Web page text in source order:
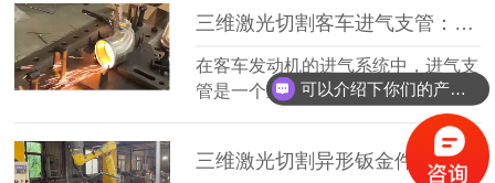
三维激光切割客车进气支管：复杂管件精准成型
在客车发动机的进气系统中，进气支
管是一个重要…
【详情】
三维激光切割异形钣金件：复杂轮廓一机成型
可以介绍下你们的产品么？